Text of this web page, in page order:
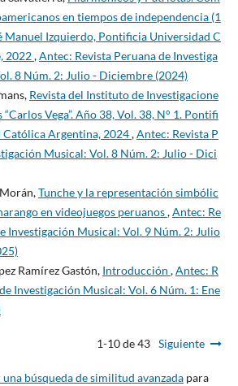
en tiempos de independencia (1
Manuel Izquierdo, Pontificia Universidad C
2022,Antec: Revista Peruana de Investiga
8 Núm. 2: Julio - Diciembre (2024)
Revista del Instituto de Investigacione
Vega”. Año 38, Vol. 38, N° 1. Pontifi
Católica Argentina, 2024,Antec: Revista P
Musical: Vol. 8 Núm. 2: Julio - Dici
Tunche y la representación simbólic
en videojuegos peruanos,Antec: Re
Investigación Musical: Vol. 9 Núm. 2: Julio
Ramírez Gastón, Introducción ,Antec: R
Investigación Musical: Vol. 6 Núm. 1: Ene
1-10 de 43 Siguiente
búsqueda de similitud avanzadapara